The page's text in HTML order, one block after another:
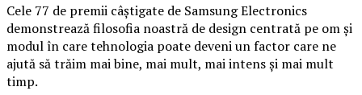
Cele 77 de premii câștigate de Samsung Electronics
demonstrează filosofia noastră de design centrată pe om și
modul în care tehnologia poate deveni un factor care ne
ajută să trăim mai bine, mai mult, mai intens și mai mult
timp.